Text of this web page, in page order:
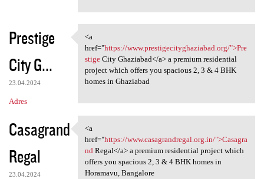
Prestige
City G...
23.04.2024
Adres
<a href="https://www
<a
href="https://www.prestigecityghaziabad.org/">Pre
stigeCity Ghaziabad</a> a premium residential
project which offers you spacious 2, 3 & 4 BHK
homes in Ghaziabad
Casagrand
Regal
23.04.2024
<a href="https://www
<a
href="https://www.casagrandregal.org.in/">Casagra
ndRegal</a> a premium residential project which
offers you spacious 2, 3 & 4 BHK homes in
Horamavu, Bangalore